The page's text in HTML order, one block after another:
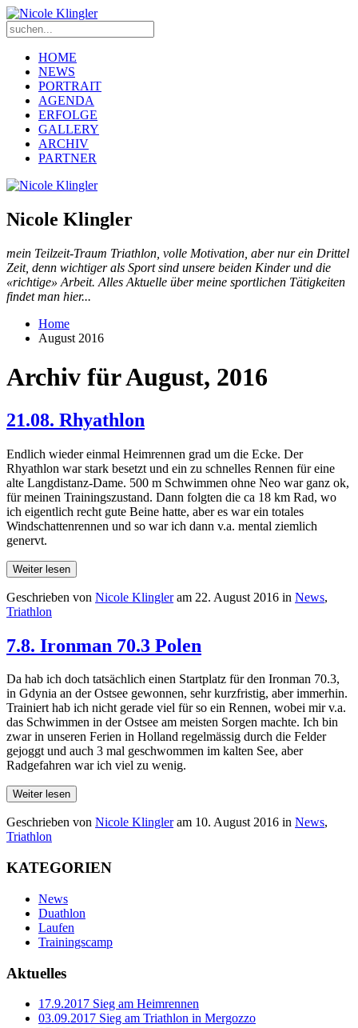
HOME
NEWS
PORTRAIT
AGENDA
ERFOLGE
GALLERY
ARCHIV
PARTNER
Nicole Klingler
mein Teilzeit-Traum Triathlon, volle Motivation, aber nur ein Drittel
Zeit, denn wichtiger als Sport sind unsere beiden Kinder und die
«richtige» Arbeit. Alles Aktuelle über meine sportlichen Tätigkeiten
findet man hier...
Home
August 2016
Archiv für August, 2016
21.08. Rhyathlon
Endlich wieder einmal Heimrennen grad um die Ecke. Der
Rhyathlon war stark besetzt und ein zu schnelles Rennen für eine
alte Langdistanz-Dame. 500 m Schwimmen ohne Neo war ganz ok,
für meinen Trainingszustand. Dann folgten die ca 18 km Rad, wo
ich eigentlich recht gute Beine hatte, aber es war ein totales
Windschattenrennen und so war ich dann v.a. mental ziemlich
genervt.
Weiter lesen
Geschrieben von Nicole Klingleram 22. August 2016 in News,
Triathlon
7.8. Ironman 70.3 Polen
Da hab ich doch tatsächlich einen Startplatz für den Ironman 70.3,
in Gdynia an der Ostsee gewonnen, sehr kurzfristig, aber immerhin.
Trainiert hab ich nicht gerade viel für so ein Rennen, wobei mir v.a.
das Schwimmen in der Ostsee am meisten Sorgen machte. Ich bin
zwar in unseren Ferien in Holland regelmässig durch die Felder
gejoggt und auch 3 mal geschwommen im kalten See, aber
Radgefahren war ich viel zu wenig.
Weiter lesen
Geschrieben von Nicole Klingleram 10. August 2016 in News,
Triathlon
KATEGORIEN
News
Duathlon
Laufen
Trainingscamp
Aktuelles
17.9.2017 Sieg am Heimrennen
03.09.2017 Sieg am Triathlon in Mergozzo